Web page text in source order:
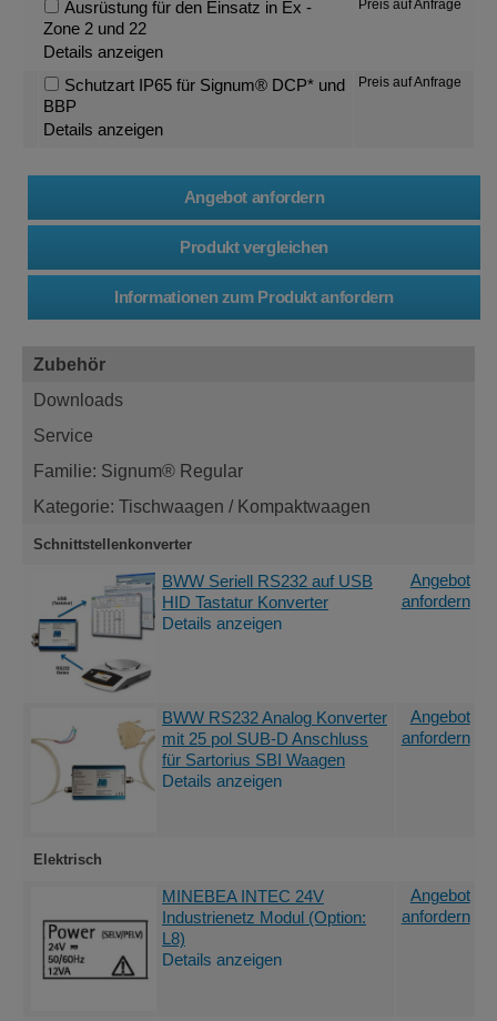
Ausrüstung für den Einsatz in Ex -
Zone 2 und 22
Details anzeigen
Preis auf Anfrage
Schutzart IP65 für Signum® DCP* und
BBP
Details anzeigen
Preis auf Anfrage
Zubehör
Downloads
Service
Familie: Signum® Regular
Kategorie: Tischwaagen / Kompaktwaagen
Schnittstellenkonverter
BWW Seriell RS232 auf USB
HID Tastatur Konverter
Details anzeigen
Angebot
anfordern
BWW RS232 Analog Konverter
mit 25 pol SUB-D Anschluss
für Sartorius SBI Waagen
Details anzeigen
Angebot
anfordern
Elektrisch
MINEBEA INTEC 24V
Industrienetz Modul (Option:
L8)
Details anzeigen
Angebot
anfordern